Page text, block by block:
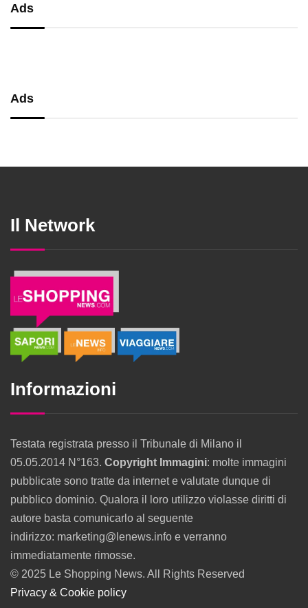
Ads
Ads
Il Network
Informazioni
Testata registrata presso il Tribunale di Milano il
05.05.2014 N°163. Copyright Immagini: molte immagini
pubblicate sono tratte da internet e valutate dunque di
pubblico dominio. Qualora il loro utilizzo violasse diritti di
autore basta comunicarlo al seguente
indirizzo: marketing@lenews.info e verranno
immediatamente rimosse.
© 2025 Le Shopping News. All Rights Reserved
Privacy & Cookie policy